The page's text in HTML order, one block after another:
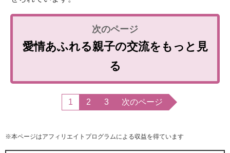
愛情あふれる親子の交流をもっと見
る
1 2 3 次のページ
※本ページはアフィリエイトプログラムによる収益を得ています